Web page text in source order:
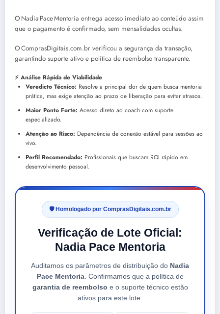
O Nadia Pace Mentoria entrega acesso imediato ao conteúdo assim
que o pagamento é confirmado, sem mensalidades ocultas.
O ComprasDigitais.com.br verificou a segurança da transação,
garantindo suporte ativo e política de reembolso transparente.
⚡ Análise Rápida de Viabilidade
Veredicto Técnico: Resolve a principal dor de quem busca mentoria
prática, mas exige atenção ao prazo de liberação para evitar atrasos.
Maior Ponto Forte: Acesso direto ao coach com suporte
especializado.
Atenção ao Risco: Dependência de conexão estável para sessões ao
vivo.
Perfil Recomendado: Profissionais que buscam ROI rápido em
desenvolvimento pessoal.
🛡️ Homologado por ComprasDigitais.com.br
Verificação de Lote Oficial:
Nadia Pace Mentoria
Auditamos os parâmetros de distribuição do Nadia
Pace Mentoria. Confirmamos que a política de
garantia de reembolso e o suporte técnico estão
ativos para este lote.